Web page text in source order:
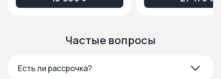
Частые вопросы
Есть ли рассрочка?